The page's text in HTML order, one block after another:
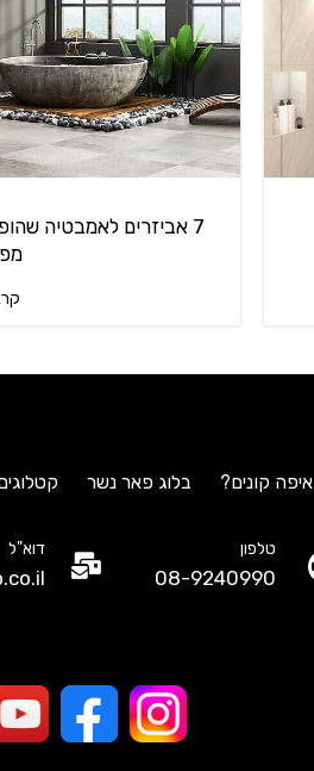
7 אביזרים לאמבטיה
איפה קונים? בלוג פאר נשר
טלפון
08-9240990
דוא"ל